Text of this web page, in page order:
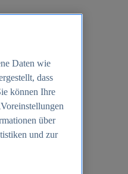
Daten wie
dass
können Ihre
über
und zur